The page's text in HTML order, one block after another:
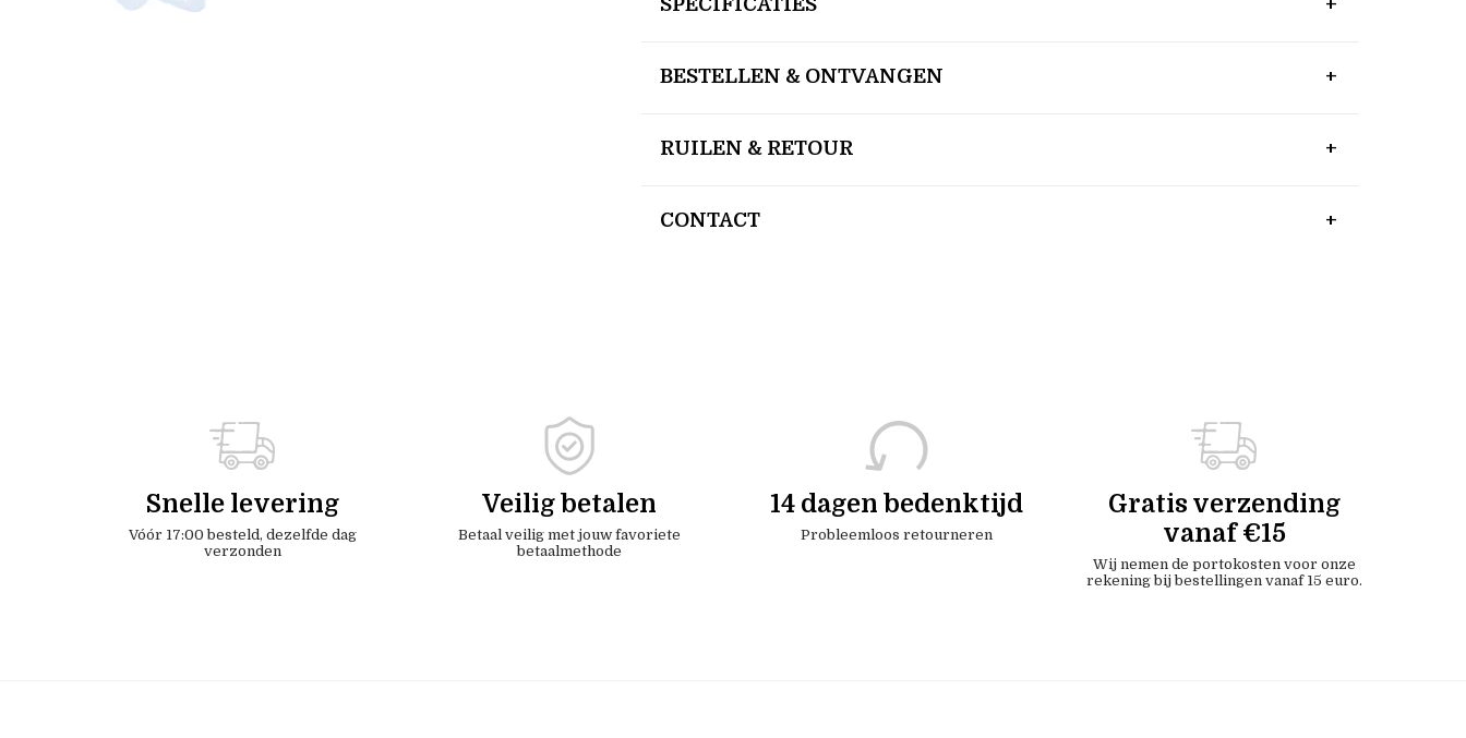
BESTELLEN & ONTVANGEN
RUILEN & RETOUR
CONTACT
Snelle levering
Vóór 17:00 besteld, dezelfde dag
verzonden
Veilig betalen
Betaal veilig met jouw favoriete
betaalmethode
14 dagen bedenktijd
Probleemloos retourneren
Gratis verzending
vanaf €15
Wij nemen de portokosten voor onze
rekening bij bestellingen vanaf 15 euro.